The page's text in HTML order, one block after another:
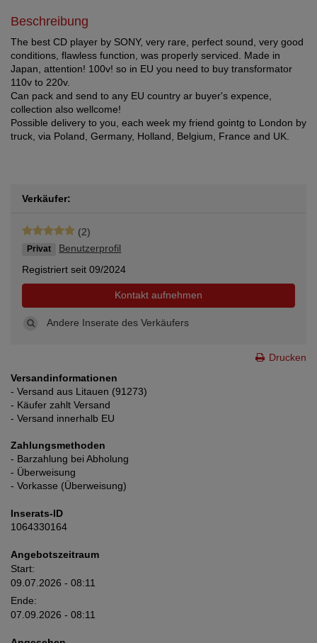
Beschreibung
The best CD player by SONY, very rare, perfect sound, very good
conditions, flawless function, was properly serviced. Made in
Japan, attention! 100v! so in EU you need to buy transformator
110v to 220v.
Can pack and send to any EU country ar buyer's expence,
collection also wellcome!
Possible delivery to you, each week my friend gointg to London by
truck, via Poland, Germany, Holland, Belgium, France and UK.
Verkäufer:
(2)
Privat
Benutzerprofil
Registriert seit 09/2024
Kontakt aufnehmen
Andere Inserate des Verkäufers
Drucken
Versandinformationen
- Versand aus Litauen (91273)
- Käufer zahlt Versand
- Versand innerhalb EU
Zahlungsmethoden
- Barzahlung bei Abholung
- Überweisung
- Vorkasse (Überweisung)
Inserats-ID
1064330164
Angebotszeitraum
Start:
09.07.2026 - 08:11
Ende:
07.09.2026 - 08:11